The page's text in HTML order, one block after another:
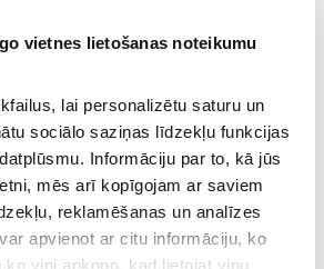
vietnes lietošanas noteikumu
lai personalizētu saturu un
sociālo saziņas līdzekļu funkcijas
Informāciju par to, kā jūs
mēs arī kopīgojam ar saviem
reklamēšanas un analīzes
apvienot ar citu informāciju, ko
viņi apkopo, kad lietojat viņu